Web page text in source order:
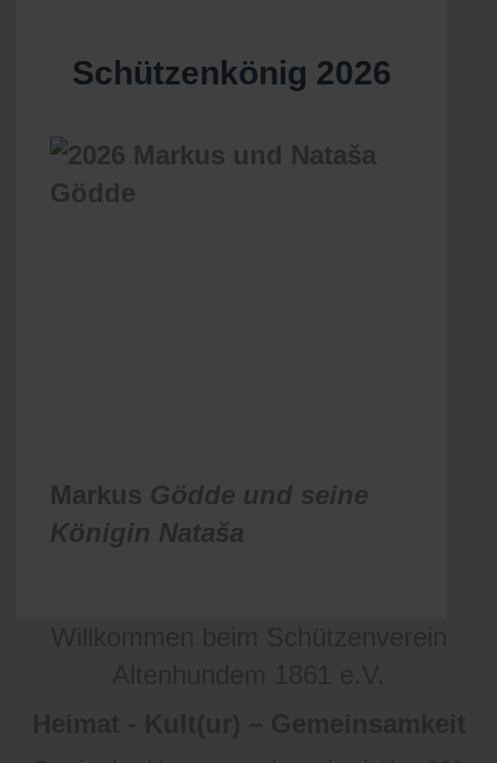
Schützenkönig 2026
Markus Gödde und seine
Königin Nataša